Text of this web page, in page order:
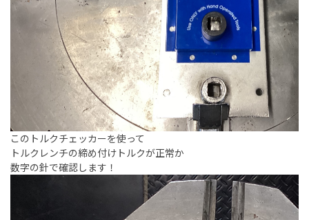
このトルクチェッカーを使って
トルクレンチの締め付けトルクが正常か
数字の針で確認します！